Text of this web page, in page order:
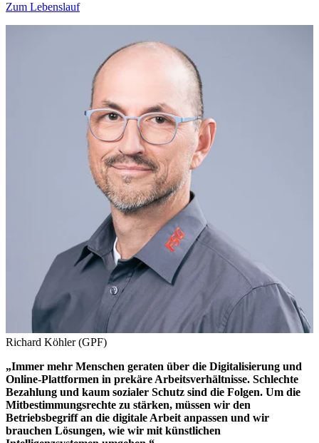
Zum Lebenslauf
Richard Köhler (GPF)
„Immer mehr Menschen geraten über die Digitalisierung und
Online-Plattformen in prekäre Arbeitsverhältnisse. Schlechte
Bezahlung und kaum sozialer Schutz sind die Folgen. Um die
Mitbestimmungsrechte zu stärken, müssen wir den
Betriebsbegriff an die digitale Arbeit anpassen und wir
brauchen Lösungen, wie wir mit künstlichen